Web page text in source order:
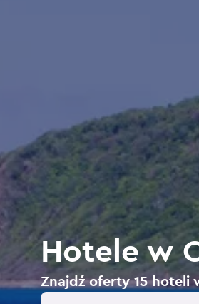
Hotele w
Znajdź oferty 15 hoteli